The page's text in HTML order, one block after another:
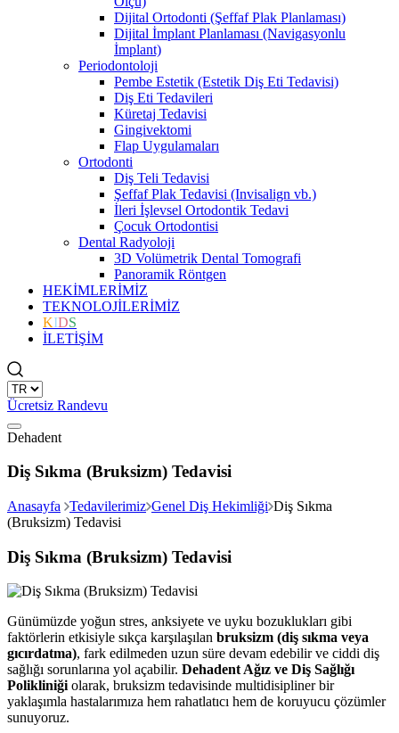
Dijital Ortodonti (Şeffaf Plak Planlaması)
Dijital İmplant Planlaması (Navigasyonlu
İmplant)
Periodontoloji
Pembe Estetik (Estetik Diş Eti Tedavisi)
Diş Eti Tedavileri
Küretaj Tedavisi
Gingivektomi
Flap Uygulamaları
Ortodonti
Diş Teli Tedavisi
Şeffaf Plak Tedavisi (Invisalign vb.)
İleri İşlevsel Ortodontik Tedavi
Çocuk Ortodontisi
Dental Radyoloji
3D Volümetrik Dental Tomografi
Panoramik Röntgen
HEKİMLERİMİZ
TEKNOLOJİLERİMİZ
KIDS
İLETİŞİM
Ücretsiz Randevu
Dehadent
Diş Sıkma (Bruksizm) Tedavisi
Anasayfa Tedavilerimiz Genel Diş Hekimliği Diş Sıkma
(Bruksizm) Tedavisi
Diş Sıkma (Bruksizm) Tedavisi
Günümüzde yoğun stres, anksiyete ve uyku bozuklukları gibi
faktörlerin etkisiyle sıkça karşılaşılan bruksizm (diş sıkma veya
gıcırdatma), fark edilmeden uzun süre devam edebilir ve ciddi diş
sağlığı sorunlarına yol açabilir. Dehadent Ağız ve Diş Sağlığı
Polikliniğiolarak, bruksizm tedavisinde multidisipliner bir
yaklaşımla hastalarımıza hem rahatlatıcı hem de koruyucu çözümler
sunuyoruz.